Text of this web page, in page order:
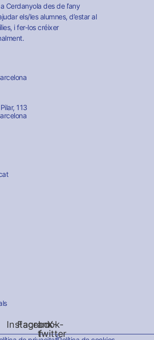
Cerdanyola des de l’any
els/les alumnes, d’estar al
i fer-los créixer
113
Instagram
Facebook-
f
X-
twitter